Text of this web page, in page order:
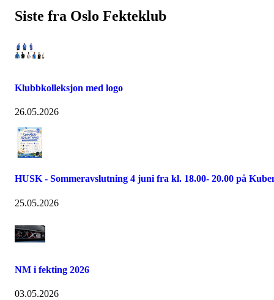
Siste fra Oslo Fekteklub
Klubbkolleksjon med logo
26.05.2026
HUSK - Sommeravslutning 4 juni fra kl. 18.00- 20.00 på
25.05.2026
NM i fekting 2026
03.05.2026